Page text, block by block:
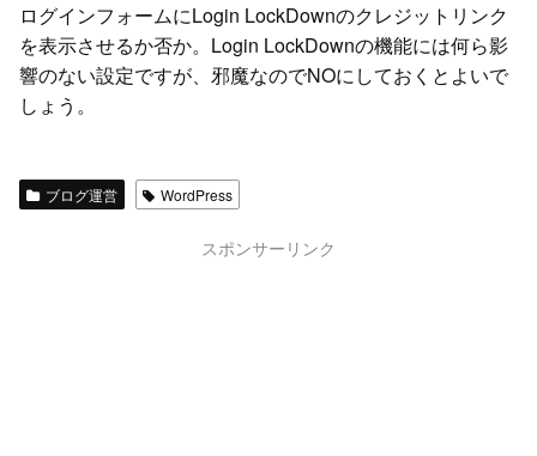
ログインフォームにLogin LockDownのクレジットリンク
を表示させるか否か。Login LockDownの機能には何ら影
響のない設定ですが、邪魔なのでNOにしておくとよいで
しょう。
ブログ運営 WordPress
スポンサーリンク